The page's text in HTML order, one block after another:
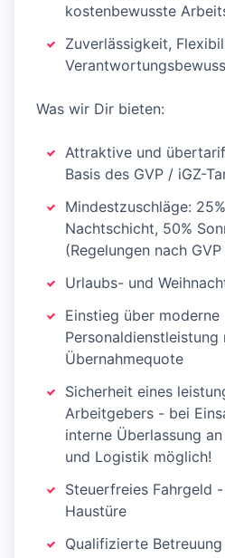
kostenbewusste
Zuverlässigkeit,
Was wir Dir bieten:
Attraktive und
Basis des GVP / iGZ-
Mindestzuschläge:
Nachtschicht, 50%
(Regelungen nach
Urlaubs- und
Einstieg über moderne
Personaldienstleistung
Übernahmequote
Sicherheit eines
Arbeitgebers - bei
interne Überlassung
und Logistik möglich!
Steuerfreies Fahrgeld
Haustüre
Qualifizierte